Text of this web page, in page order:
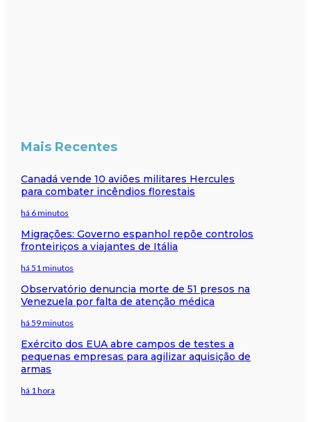
Mais Recentes
Canadá vende 10 aviões militares Hercules
para combater incêndios florestais
há 6 minutos
Migrações: Governo espanhol repõe controlos
fronteiriços a viajantes de Itália
há 51 minutos
Observatório denuncia morte de 51 presos na
Venezuela por falta de atenção médica
há 59 minutos
Exército dos EUA abre campos de testes a
pequenas empresas para agilizar aquisição de
armas
há 1 hora